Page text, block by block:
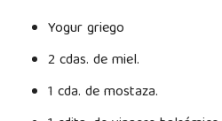
Yogur griego
2 cdas. de miel.
1 cda. de mostaza.